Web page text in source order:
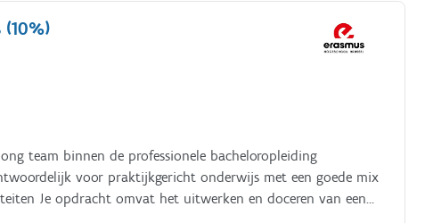
team binnen de professionele bacheloropleiding
voor praktijkgericht onderwijs met een goede mix
Je opdracht omvat het uitwerken en doceren van een